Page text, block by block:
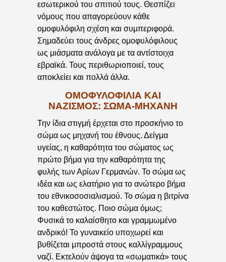
εσωτερικού του σπιτιού τους. Θεσπίζει
νόμους που απαγορεύουν κάθε
ομοφυλόφιλη σχέση και συμπεριφορά.
Σημαδεύει τους άνδρες ομοφυλόφιλους
ως μιάσματα ανάλογα με τα αντίστοιχα
εβραϊκά. Τους περιθωριοποιεί, τους
αποκλείει και πολλά άλλα.
ΟΜΟΦΥΛΟΦΙΛΙΑ ΚΑΙ
ΝΑΖΙΣΜΟΣ: ΣΩΜΑ-ΜΗΧΑΝΗ
Την ίδια στιγμή έρχεται στο προσκήνιο το
σώμα ως μηχανή του έθνους. Δείγμα
υγείας, η καθαρότητα του σώματος ως
πρώτο βήμα για την καθαρότητα της
φυλής των Αρίων Γερμανών. Το σώμα ως
ιδέα και ως ελατήριο για το ανώτερο βήμα
του εθνικοσοσιαλισμού. Το σώμα η βιτρίνα
του καθεστώτος. Ποιο σώμα όμως;
Φυσικά το καλαίσθητο και γραμμωμένο
ανδρικό! Το γυναικείο υποχωρεί και
βυθίζεται μπροστά στους καλλίγραμμους
ναζί. Εκτελούν άψογα τα «σωματικά» τους